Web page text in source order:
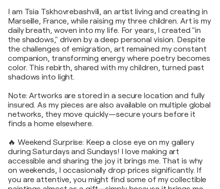
I am Tsia Tskhovrebashvili, an artist living and creating in
Marseille, France, while raising my three children. Art is my
daily breath, woven into my life. For years, I created "in
the shadows," driven by a deep personal vision. Despite
the challenges of emigration, art remained my constant
companion, transforming energy where poetry becomes
color. This rebirth, shared with my children, turned past
shadows into light.
Note: Artworks are stored in a secure location and fully
insured. As my pieces are also available on multiple global
networks, they move quickly—secure yours before it
finds a home elsewhere.
🔥 Weekend Surprise: Keep a close eye on my gallery
during Saturdays and Sundays! I love making art
accessible and sharing the joy it brings me. That is why
on weekends, I occasionally drop prices significantly. If
you are attentive, you might find some of my collectible